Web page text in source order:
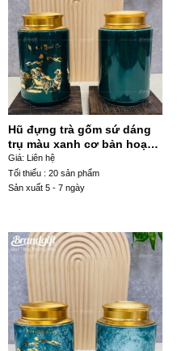
Hũ đựng trà gốm sứ dáng
trụ màu xanh cơ bản hoạ
tiết mã đáo thành công
HDT-19
Giá: Liên hệ
Tối thiểu : 20 sản phẩm
Sản xuất 5 - 7 ngày